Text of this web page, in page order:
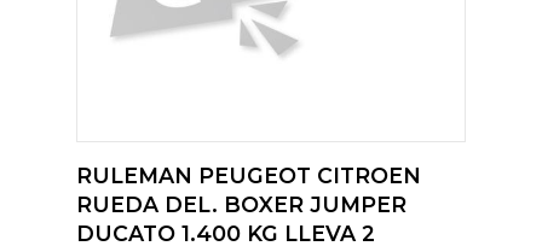
RULEMAN PEUGEOT CITROEN
RUEDA DEL. BOXER JUMPER
DUCATO 1.400 KG LLEVA 2